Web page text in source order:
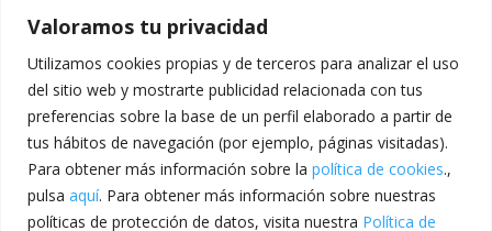
Valoramos tu privacidad
Utilizamos cookies propias y de terceros para analizar el uso
del sitio web y mostrarte publicidad relacionada con tus
preferencias sobre la base de un perfil elaborado a partir de
tus hábitos de navegación (por ejemplo, páginas visitadas).
Para obtener más información sobre la política de cookies.,
pulsa aquí. Para obtener más información sobre nuestras
políticas de protección de datos, visita nuestra Política de